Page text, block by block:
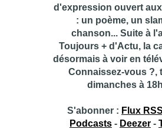
d'expression ouvert
: un poème, un
chanson... Suite à
Toujours + d'Actu, la
désormais à voir en
Connaissez-vous ?,
dimanches à
S'abonner : Flux RSS
Podcasts- Deezer-